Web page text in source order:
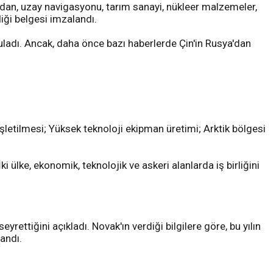
uzay navigasyonu, tarım sanayi, nükleer malzemeler,
belgesi imzalandı.
Ancak, daha önce bazı haberlerde Çin'in Rusya'dan
Yüksek teknoloji ekipman üretimi; Arktik bölgesi
ülke, ekonomik, teknolojik ve askeri alanlarda iş birliğini
açıkladı. Novak'ın verdiği bilgilere göre, bu yılın